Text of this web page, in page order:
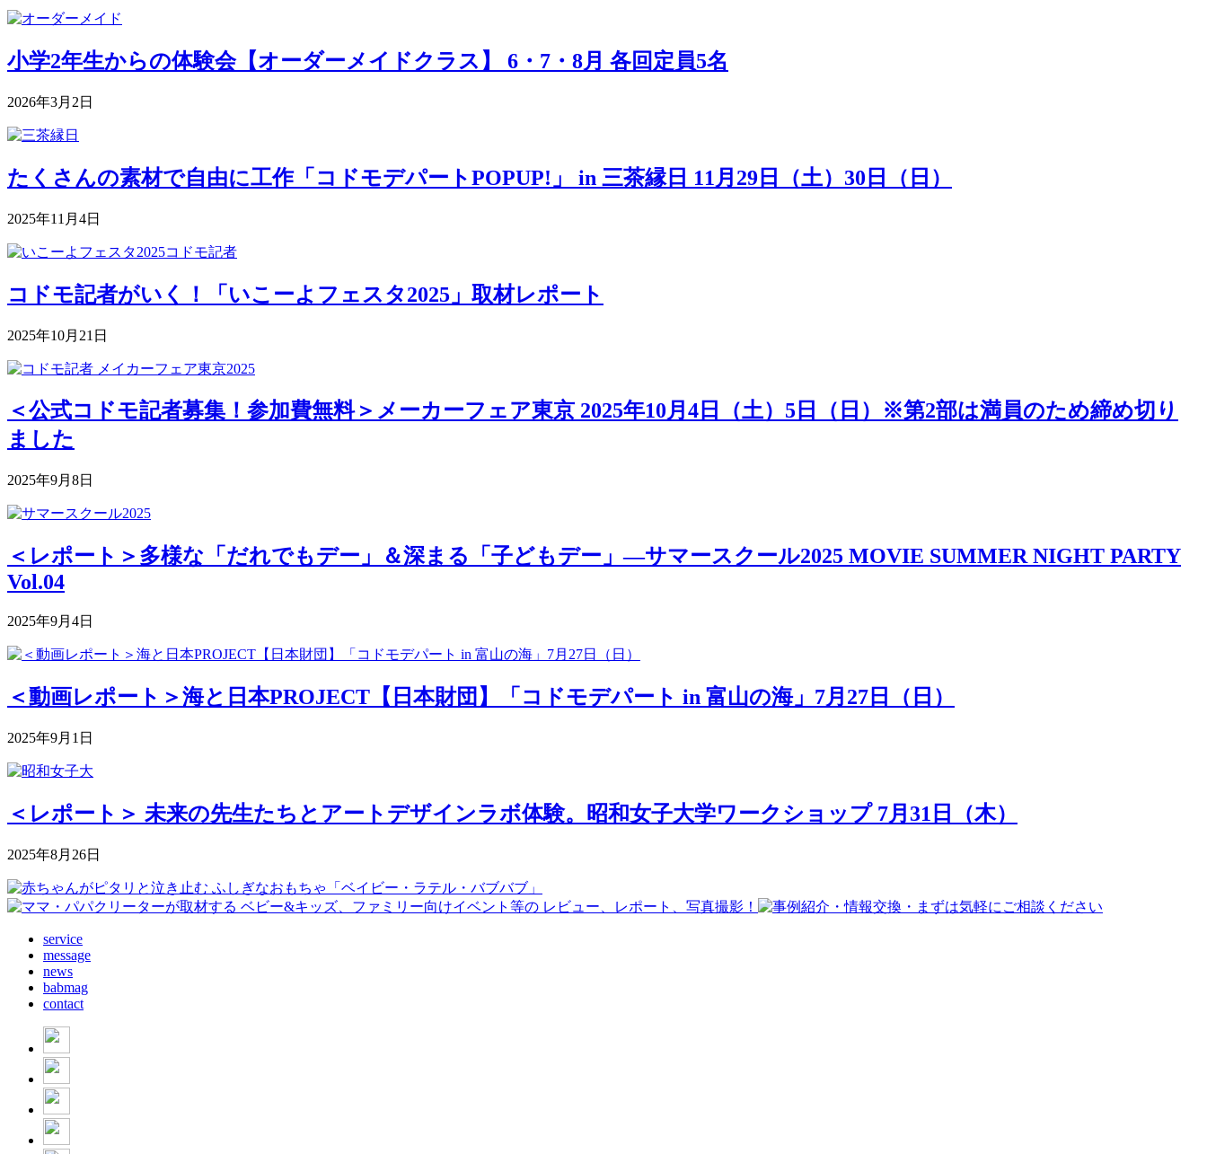
小学2年生からの体験会【オーダーメイドクラス】 6・7・8月 各回定員5名
2026年3月2日
たくさんの素材で自由に工作「コドモデパートPOPUP!」 in 三茶縁日 11月29日（土）30日（日）
2025年11月4日
コドモ記者がいく！「いこーよフェスタ2025」取材レポート
2025年10月21日
＜公式コドモ記者募集！参加費無料＞メーカーフェア東京 2025年10月4日（土）5日（日）※第2部は満員のため締め切り
ました
2025年9月8日
＜レポート＞多様な「だれでもデー」＆深まる「子どもデー」―サマースクール2025 MOVIE SUMMER NIGHT PARTY
Vol.04
2025年9月4日
＜動画レポート＞海と日本PROJECT【日本財団】「コドモデパート in 富山の海」7月27日（日）
2025年9月1日
＜レポート＞ 未来の先生たちとアートデザインラボ体験。昭和女子大学ワークショップ 7月31日（木）
2025年8月26日
service
message
news
babmag
contact